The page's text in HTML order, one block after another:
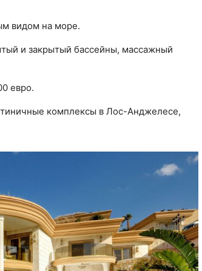
видом на море.
и закрытый бассейны, массажный
евро.
комплексы в Лос-Анджелесе,